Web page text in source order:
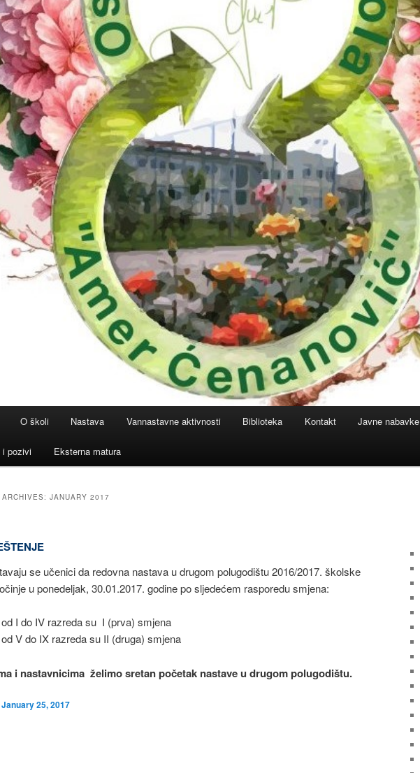
O školi Nastava Vannastavne aktivnosti Biblioteka Kontakt Javne nabavke
i pozivi Eksterna matura
JANUARY 2017
se učenici da redovna nastava u drugom polugodištu 2016/2017. školske
u ponedeljak, 30.01.2017. godine po sljedećem rasporedu smjena:
I do IV razreda su I (prva) smjena
V do IX razreda su II (druga) smjena
i nastavnicima želimo sretan početak nastave u drugom polugodištu.
January 25, 2017